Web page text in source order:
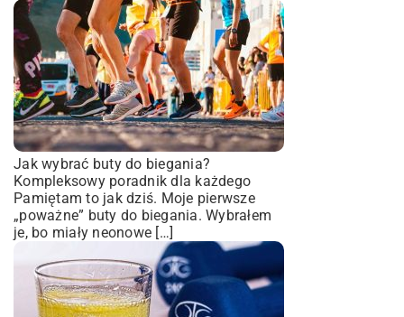
Jak wybrać buty do biegania?
Kompleksowy poradnik dla każdego
Pamiętam to jak dziś. Moje pierwsze
„poważne” buty do biegania. Wybrałem
je, bo miały neonowe […]